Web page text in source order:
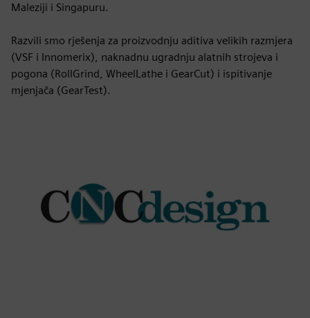
Maleziji i Singapuru.
Razvili smo rješenja za proizvodnju aditiva velikih razmjera
(VSF i Innomerix), naknadnu ugradnju alatnih strojeva i
pogona (RollGrind, WheelLathe i GearCut) i ispitivanje
mjenjača (GearTest).